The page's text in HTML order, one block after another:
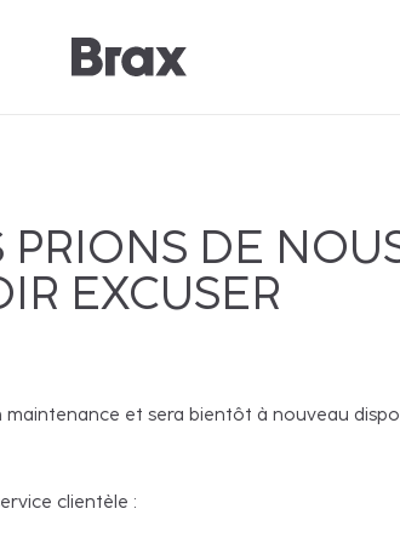
PRIONS DE
EXCUSER
et sera bientôt à nouveau
clientèle :